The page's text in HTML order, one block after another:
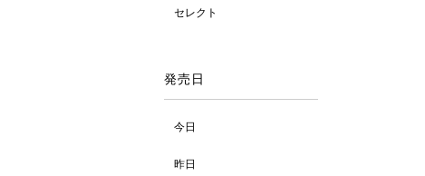
セレクト
発売日
今日
昨日